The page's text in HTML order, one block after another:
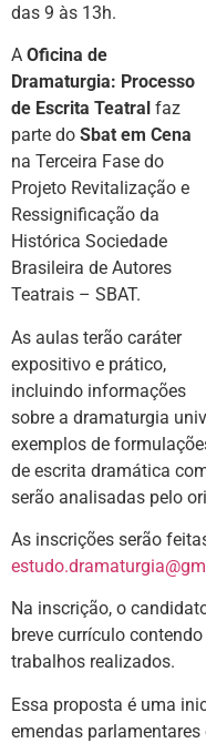
das 9 às 13h.
A Oficina de
Dramaturgia: Processo
de Escrita Teatral faz
parte do Sbat em Cena
na Terceira Fase do
Projeto Revitalização e
Ressignificação da
Histórica Sociedade
Brasileira de Autores
Teatrais – SBAT.
As aulas terão caráter
expositivo e prático,
incluindo informações
sobre a dramaturgia
exemplos de
de escrita dramática
serão analisadas pelo
As inscrições serão
Na inscrição, o
breve currículo
trabalhos realizados.
Essa proposta é uma
emendas